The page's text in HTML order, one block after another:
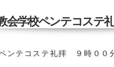
会学校ペンテコステ
ンテコステ礼拝 ９時００